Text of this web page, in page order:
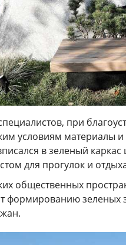
при
условиям материалы
в зеленый каркас
для прогулок и
общественных
формированию зеленых